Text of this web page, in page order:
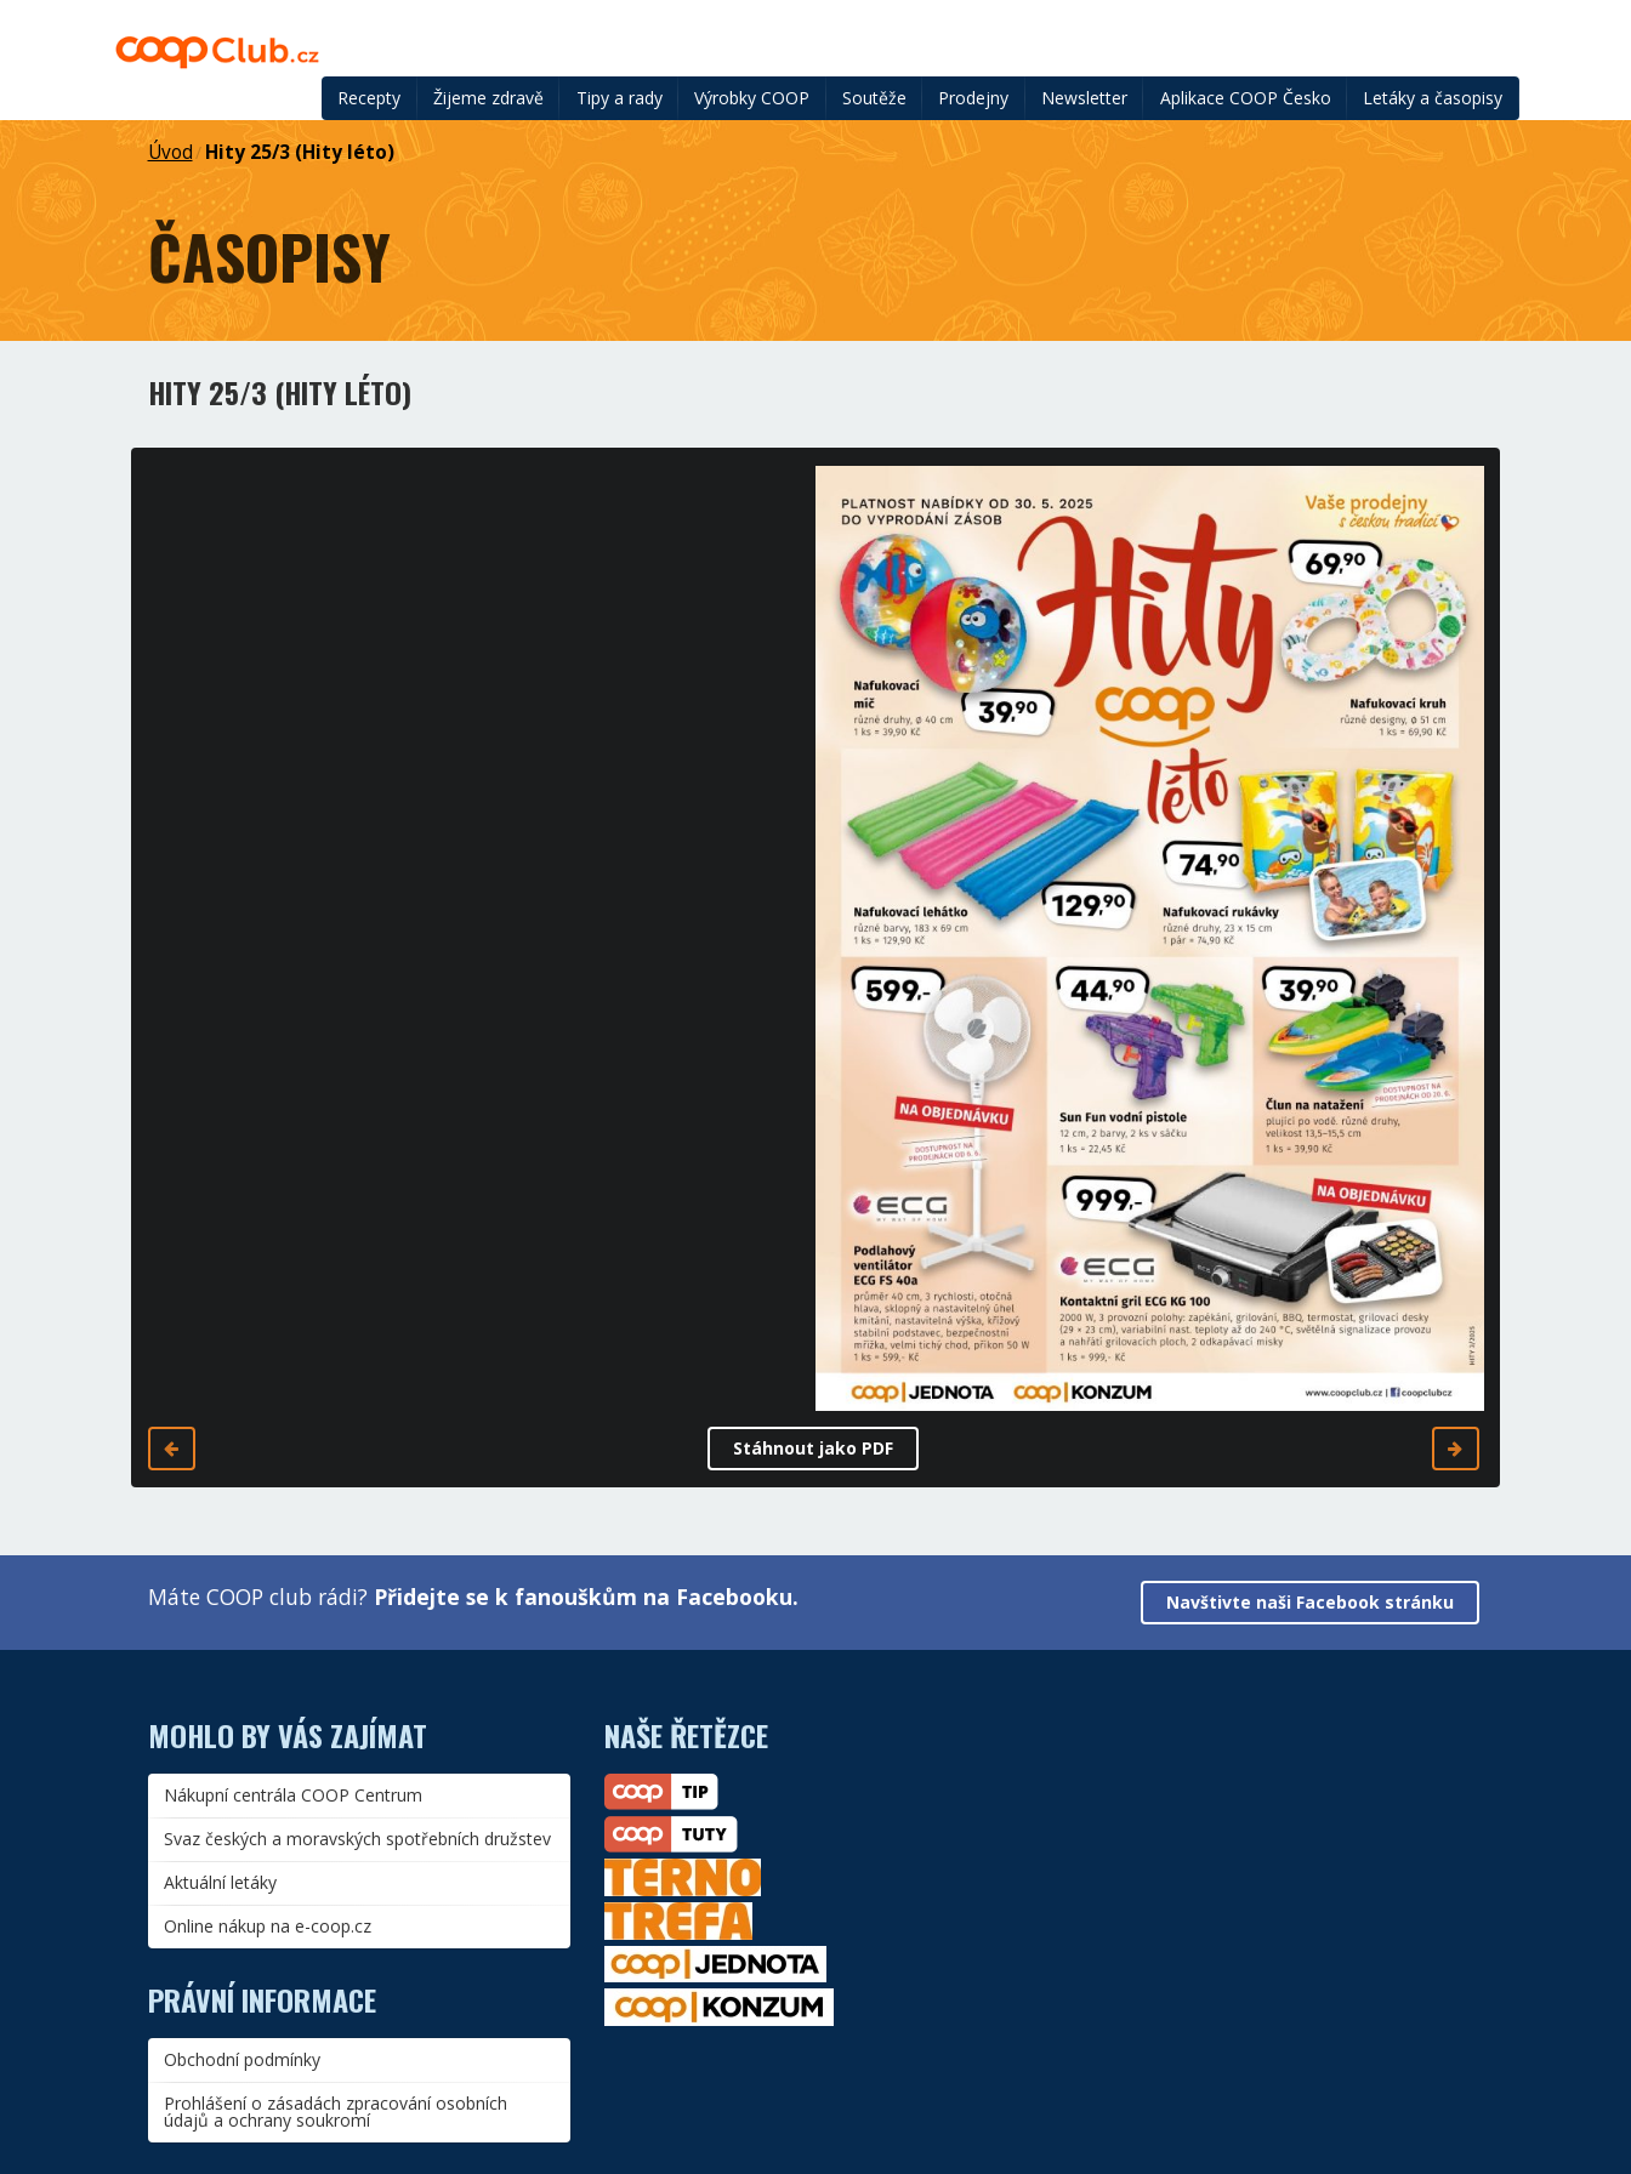
Recepty Žijeme zdravě Tipy a rady Výrobky COOP Soutěže Prodejny Newsletter Aplikace COOP Česko Letáky a časopisy
Úvod/ Hity 25/3 (Hity léto)
ČASOPISY
HITY 25/3 (HITY LÉTO)
Stáhnout jako PDF
Máte COOP club rádi? Přidejte se k fanouškům na Facebooku. Navštivte naši Facebook stránku
MOHLO BY VÁS ZAJÍMAT
Nákupní centrála COOP Centrum
Svaz českých a moravských spotřebních družstev
Aktuální letáky
Online nákup na e-coop.cz
PRÁVNÍ INFORMACE
Obchodní podmínky
Prohlášení o zásadách zpracování osobních
údajů a ochrany soukromí
NAŠE ŘETĚZCE